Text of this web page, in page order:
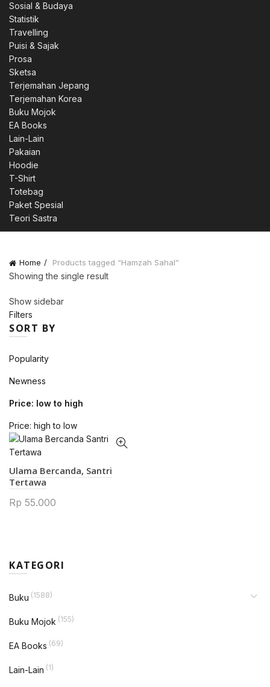
Sosial & Budaya
Statistik
Travelling
Puisi & Sajak
Prosa
Sketsa
Terjemahan Jepang
Terjemahan Korea
Buku Mojok
EA Books
Lain-Lain
Pakaian
Hoodie
T-Shirt
Totebag
Paket Spesial
Teori Sastra
Home Products tagged “Hamzah Sahal”
Showing the single result
Show sidebar
Filters
SORT BY
Popularity
Newness
Price: low to high
Price: high to low
Ulama Bercanda, Santri
Tertawa
Rp 55.000
KATEGORI
Buku (1588)
Buku Mojok (155)
EA Books (69)
Lain-Lain (1)